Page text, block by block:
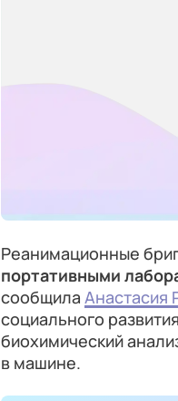
Реанимационные
портативными
сообщила Анастасия
социального
биохимический
в машине.